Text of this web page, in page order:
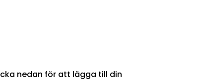
nedan för att lägga till din